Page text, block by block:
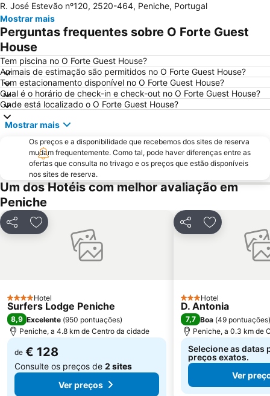
Buddha Eden Garden - Jardim da Paz
Praia das Berlengas
Serra do Montejunto
Salir do Porto
Porto Novo Beach
Paredes de Vitória
Sítio da Nazaré
Praia d'el Rey
Campo Real Golf Course
Da Foz do Arelho
Bom Sucesso
Reserva Natural das Ilhas Berlengas
Igreja Paroquial de Pataias
Praia de Pedra do Ouro
Praia do Bom Sucesso
Quinta Pedagógica do Cuco
de Porto Dinheiro
Porto das Barcas
Foz do Lizandro Beach
Touril de Atouguia da Baleia
Praia do Sul-Praia da Baleia
Praia do Salgado
Praia de São Bernardino
Pelourinho de Alfeizerão
Praia de Vale Furado
Olhos d'Água de Olho Marinho
Pelos Caminhos da Batalha do Vimeiro
Estação Ferroviária de Caldas da Rainha
Centro da Juventude das Caldas da Rainha
Norpark
D'EL Rei Beach
R. José Estevão nº120, 2520-464, Peniche, Portugal
Mostrar mais
Perguntas frequentes sobre O Forte Guest
House
Tem piscina no O Forte Guest House?
Animais de estimação são permitidos no O Forte Guest House?
Tem estacionamento disponível no O Forte Guest House?
Qual é o horário de check-in e check-out no O Forte Guest House?
Onde está localizado o O Forte Guest House?
Mostrar mais
Os preços e a disponibilidade que recebemos dos sites de reserva
mudam frequentemente. Como tal, pode haver diferenças entre as
ofertas que consulta no trivago e os preços que estão disponíveis
nos sites de reserva.
Um dos Hotéis com melhor avaliação em
Peniche
PartilharAdicionar aos favoritos
4 Estrelas
Hotel
Surfers Lodge Peniche
8,9 Excelente (950 pontuações)
Peniche, a 4.8 km de Centro da cidade
de € 128
Consulte os preços de 2 sites
Ver preços
PartilharAdicionar
3 Estrelas
Hotel
D. Antonia
7,7 Boa (49 pontuações)
Peniche, a 0.3 km de
Selecione as datas
preços exatos.
Ver